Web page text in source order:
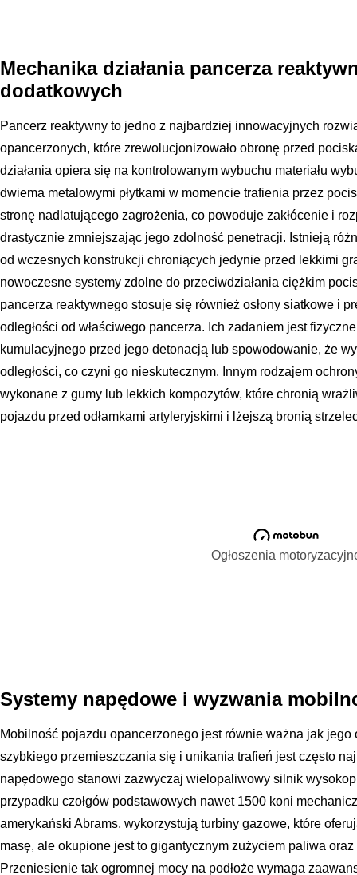
Mechanika działania pancerza
dodatkowych
Pancerz reaktywny to jedno z najbardziej innowacyjnych
opancerzonych, które zrewolucjonizowało obronę przed
działania opiera się na kontrolowanym wybuchu materiału
dwiema metalowymi płytkami w momencie trafienia przez
stronę nadlatującego zagrożenia, co powoduje zakłócenie i
drastycznie zmniejszając jego zdolność penetracji. Istnieją
od wczesnych konstrukcji chroniących jedynie przed lekkimi
nowoczesne systemy zdolne do przeciwdziałania ciężkim
pancerza reaktywnego stosuje się również osłony siatkowe i
odległości od właściwego pancerza. Ich zadaniem jest
kumulacyjnego przed jego detonacją lub spowodowanie, że
odległości, co czyni go nieskutecznym. Innym rodzajem
wykonane z gumy lub lekkich kompozytów, które chronią
pojazdu przed odłamkami artyleryjskimi i lżejszą bronią
Ogłoszenia
Systemy napędowe i wyzwania
Mobilność pojazdu opancerzonego jest równie ważna jak
szybkiego przemieszczania się i unikania trafień jest często
napędowego stanowi zazwyczaj wielopaliwowy silnik
przypadku czołgów podstawowych nawet 1500 koni
amerykański Abrams, wykorzystują turbiny gazowe, które
masę, ale okupione jest to gigantycznym zużyciem paliwa
Przeniesienie tak ogromnej mocy na podłoże wymaga